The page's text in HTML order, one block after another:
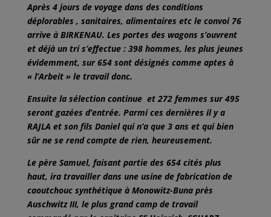
Après 4 jours de voyage dans des conditions
déplorables , sanitaires, alimentaires etc le convoi 76
arrive à BIRKENAU. Les portes des wagons s’ouvrent
et déjà un tri s’effectue : 398 hommes, les plus jeunes
évidemment, sur 654 sont désignés comme aptes à
« l’Arbeit » le travail donc.
Ensuite la sélection continue et 272 femmes sur 495
seront gazées d’entrée. Parmi ces dernières il y a
RAJLA et son fils Daniel qui n’a que 3 ans et qui bien
sûr ne se rend compte de rien, heureusement.
Le père Samuel, faisant partie des 654 cités plus
haut, ira travailler dans une usine de fabrication de
caoutchouc synthétique à Monowitz-Buna près
Auschwitz III, le plus grand camp de travail